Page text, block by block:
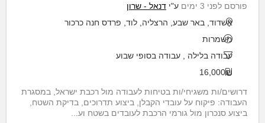
פורסם לפני 3 ימים ע"י דנאל - שרון
אשדוד, באר שבע, הרצליה, לוד, פרדס חנה כרכור
משמרות
עבודה בלילה
עבודה בסופי שבוע
16,000₪
דרושים/ות משגיחי/ות בטיחות לעבודה מול רכבת ישראל, במסגרת
העבודה: פיקוח על עובדי הקבלן, ביצוע תדרוכים, בדיקת השטח,
ביצוע סנכרון מול גורמי הרכבת לעובדים בשטח וע...